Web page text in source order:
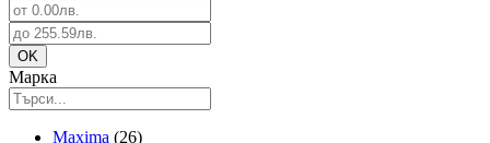
Марка
Maxima (26)